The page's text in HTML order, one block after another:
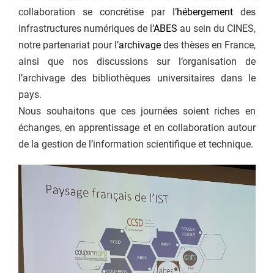
collaboration se concrétise par l’hébergement des
infrastructures numériques de l’ABES au sein du CINES,
notre partenariat pour l’archivage des thèses en France,
ainsi que nos discussions sur l’organisation de
l’archivage des bibliothèques universitaires dans le
pays.
Nous souhaitons que ces journées soient riches en
échanges, en apprentissage et en collaboration autour
de la gestion de l’information scientifique et technique.